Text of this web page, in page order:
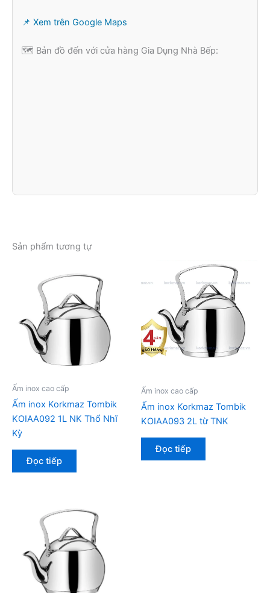
📌 Xem trên Google Maps
🗺️ Bản đồ đến với cửa hàng Gia Dụng Nhà Bếp:
Sản phẩm tương tự
Ấm inox cao cấp
Ấm inox Korkmaz Tombik
KOIAA092 1L NK Thổ Nhĩ
Kỳ
Đọc tiếp
Ấm inox cao cấp
Ấm inox Korkmaz Tombik
KOIAA093 2L từ TNK
Đọc tiếp